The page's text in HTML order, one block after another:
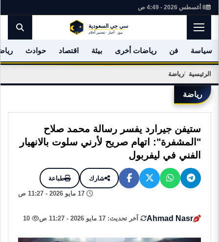
8 أغسطس 2026 - 4:49 ص
سياسة فن رياضات أخرى بيئة اقتصاد حوادث
الرئيسية رياضة
رياضة
ستيفن جيرارد يفسر رسالة محمد صلاح
"المشفرة": اتهام صريح لأرني سلوت بالانهيار
الفني في ليفربول
شارك طباعة
Ahmad Nasr آخر تحديث: 17 مايو 2026 - 11:27 ص